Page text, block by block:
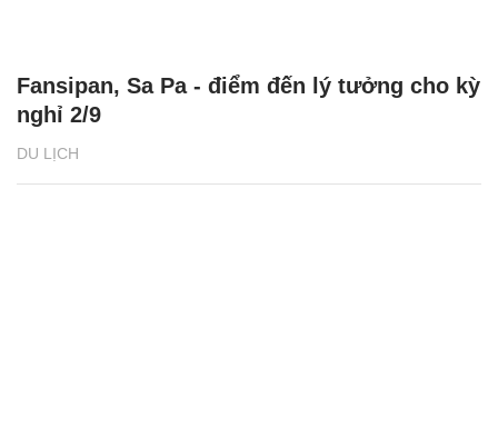
DU LỊCH
Fansipan, Sa Pa - điểm đến lý tưởng cho kỳ
nghỉ 2/9